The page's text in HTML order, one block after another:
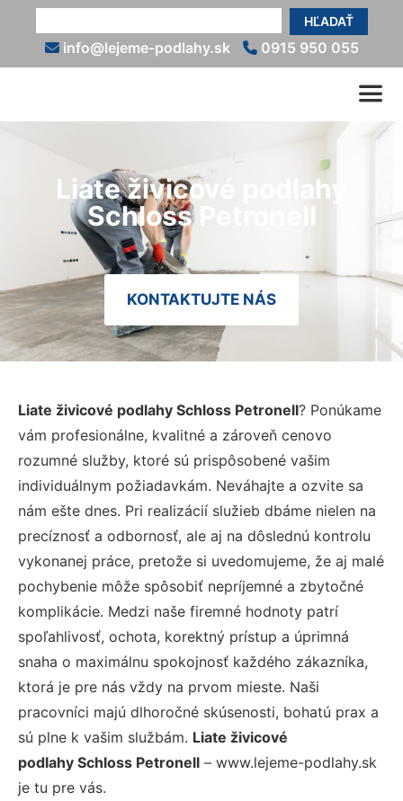
HĽADAŤ
info@lejeme-podlahy.sk 0915 950 055
Liate živicové podlahy
Schloss Petronell
KONTAKTUJTE NÁS
Liate živicové podlahy Schloss Petronell? Ponúkame
vám profesionálne, kvalitné a zároveň cenovo
rozumné služby, ktoré sú prispôsobené vašim
individuálnym požiadavkám. Neváhajte a ozvite sa
nám ešte dnes. Pri realizácií služieb dbáme nielen na
precíznosť a odbornosť, ale aj na dôslednú kontrolu
vykonanej práce, pretože si uvedomujeme, že aj malé
pochybenie môže spôsobiť nepríjemné a zbytočné
komplikácie. Medzi naše firemné hodnoty patrí
spoľahlivosť, ochota, korektný prístup a úprimná
snaha o maximálnu spokojnosť každého zákazníka,
ktorá je pre nás vždy na prvom mieste. Naši
pracovníci majú dlhoročné skúsenosti, bohatú prax a
sú plne k vašim službám. Liate živicové
podlahy Schloss Petronell – www.lejeme-podlahy.sk
je tu pre vás.